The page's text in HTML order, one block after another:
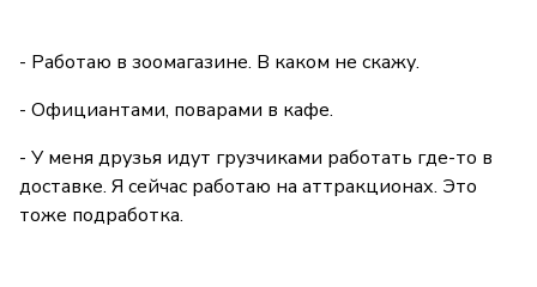
- Работаю в зоомагазине. В каком не скажу.
- Официантами, поварами в кафе.
- У меня друзья идут грузчиками работать где-то в
доставке. Я сейчас работаю на аттракционах. Это
тоже подработка.